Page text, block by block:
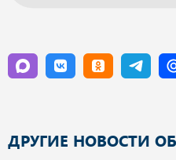
ДРУГИЕ НОВОСТИ